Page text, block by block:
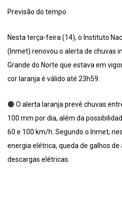
Previsão do tempo
Nesta terça-feira (14), o Instituto
(Inmet) renovou o alerta de chuvas
Grande do Norte que estava em
cor laranja é válido até 23h59.
🟠 O alerta laranja prevê chuvas
100 mm por dia, além da
60 e 100 km/h. Segundo o Inmet,
energia elétrica, queda de galhos
descargas elétricas.